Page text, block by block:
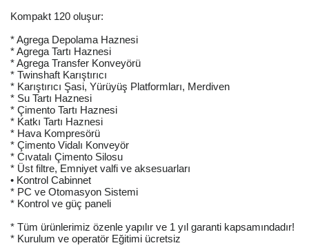
Kompakt 120 oluşur:
* Agrega Depolama Haznesi
* Agrega Tartı Haznesi
* Agrega Transfer Konveyörü
* Twinshaft Karıştırıcı
* Karıştırıcı Şasi, Yürüyüş Platformları, Merdiven
* Su Tartı Haznesi
* Çimento Tartı Haznesi
* Katkı Tartı Haznesi
* Hava Kompresörü
* Çimento Vidalı Konveyör
* Cıvatalı Çimento Silosu
* Üst filtre, Emniyet valfi ve aksesuarları
• Kontrol Cabinnet
* PC ve Otomasyon Sistemi
* Kontrol ve güç paneli
* Tüm ürünlerimiz özenle yapılır ve 1 yıl garanti kapsamındadır!
* Kurulum ve operatör Eğitimi ücretsiz